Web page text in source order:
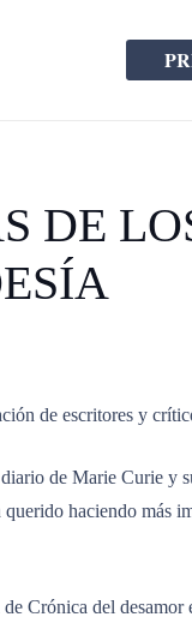
DE
de escritores y
de Marie Curie y
haciendo más
Crónica del desamor